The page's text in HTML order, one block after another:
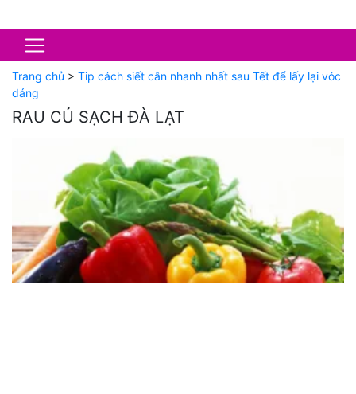
Trang chủ > Tip cách siết cân nhanh nhất sau Tết để lấy lại vóc
dáng
RAU CỦ SẠCH ĐÀ LẠT